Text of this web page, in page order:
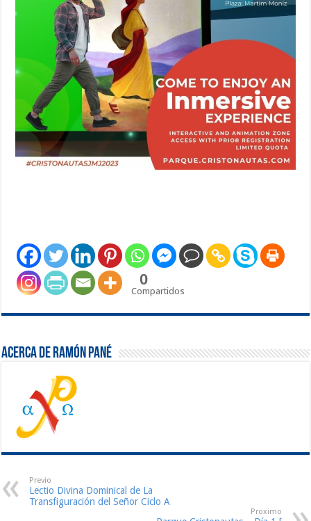
0
Compartidos
Acerca de Ramón Pané
Previo
Lectio Divina Dominical de La
Transfiguración del Señor Ciclo A
Proximo